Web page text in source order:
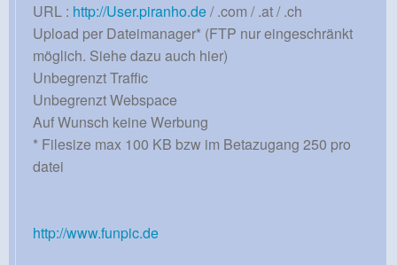
URL : http://User.piranho.de/ .com / .at / .ch
Upload per Dateimanager* (FTP nur eingeschränkt
möglich. Siehe dazu auch hier)
Unbegrenzt Traffic
Unbegrenzt Webspace
Auf Wunsch keine Werbung
* Filesize max 100 KB bzw im Betazugang 250 pro
datei
http://www.funpic.de